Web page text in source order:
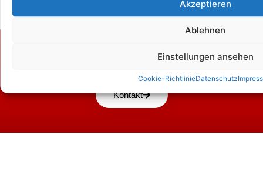
Akzeptieren
Ablehnen
Einstellungen ansehen
Cookie-RichtlinieDatenschutz
Zum Kontaktformular
Kontakt